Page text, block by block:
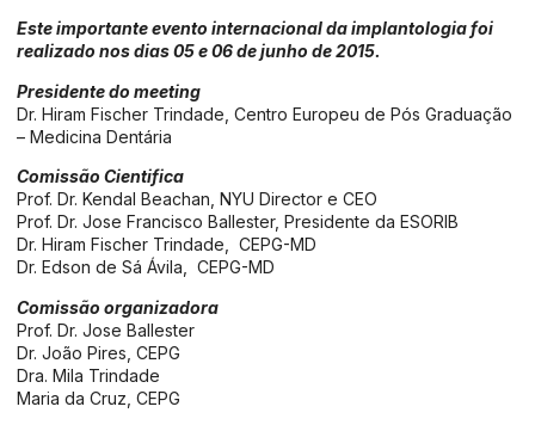
Este importante evento internacional da implantologia foi
realizado nos dias 05 e 06 de junho de 2015.
Presidente do meeting
Dr. Hiram Fischer Trindade, Centro Europeu de Pós Graduação
– Medicina Dentária
Comissão Cientifica
Prof. Dr. Kendal Beachan, NYU Director e CEO
Prof. Dr. Jose Francisco Ballester, Presidente da ESORIB
Dr. Hiram Fischer Trindade, CEPG-MD
Dr. Edson de Sá Ávila, CEPG-MD
Comissão organizadora
Prof. Dr. Jose Ballester
Dr. João Pires, CEPG
Dra. Mila Trindade
Maria da Cruz, CEPG